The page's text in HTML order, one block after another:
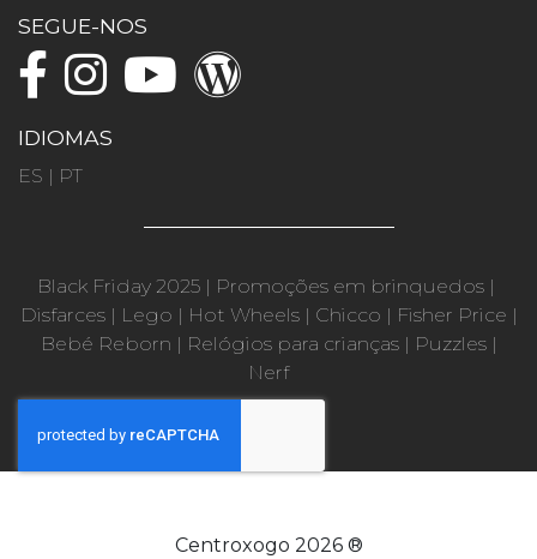
SEGUE-NOS
IDIOMAS
ES | PT
Black Friday 2025 | Promoções em brinquedos |
Disfarces| Lego | Hot Wheels| Chicco | Fisher Price |
Bebé Reborn | Relógios para crianças| Puzzles|
Nerf
Centroxogo 2026 ®